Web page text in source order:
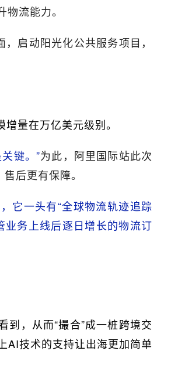
流能力。
启动阳光化公共服务项目，
量在万亿美元级别。
键。”为此，阿里国际站此次
后更有保障。
它一头有“全球物流轨迹追踪
业务上线后逐日增长的物流订
到，从而“撮合”成一桩跨境交
AI技术的支持让出海更加简单